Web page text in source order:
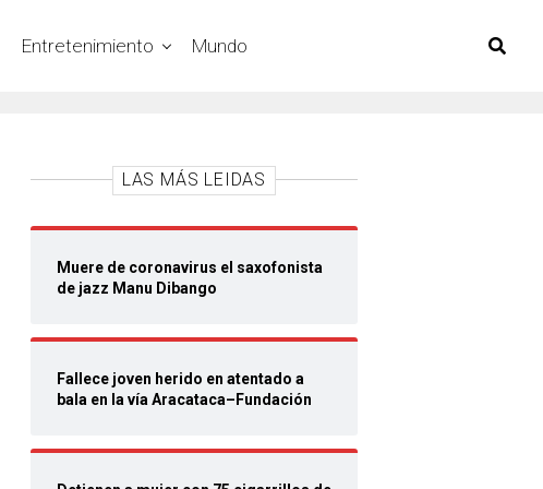
Entretenimiento Mundo
LAS MÁS LEIDAS
Muere de coronavirus el saxofonista
de jazz Manu Dibango
Fallece joven herido en atentado a
bala en la vía Aracataca–Fundación